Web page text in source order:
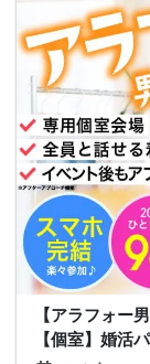
【アラフォー
【個室】婚活